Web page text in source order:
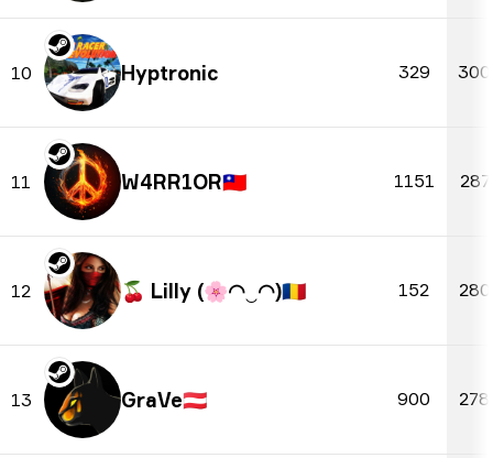
10 Hyptronic 329
11 W4RR1OR🇹🇼 1151
12 🍒 Lilly (🌸◠‿◠)🇷🇴 152
13 GraVe🇦🇹 900